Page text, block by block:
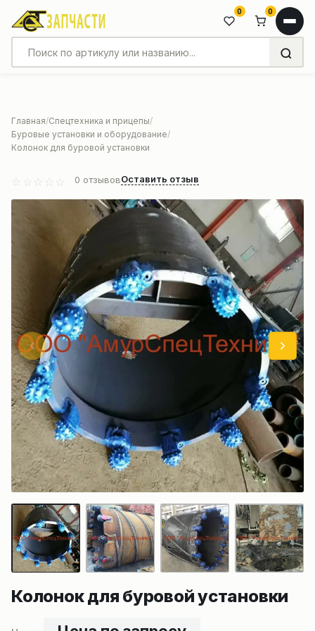
0 0
Главная Спецтехника и прицепы
Буровые установки и оборудование
Колонок для буровой установки
0 отзывовОставить отзыв
Колонок для буровой установки